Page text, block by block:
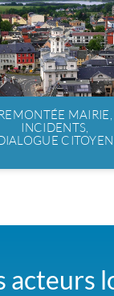
MAIRIE,
INCIDENTS,
CITOYEN
acteurs